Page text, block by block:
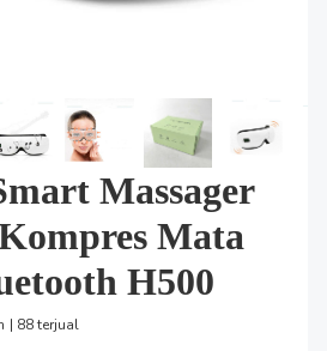
Massager
Mata
H500
| 88 terjual